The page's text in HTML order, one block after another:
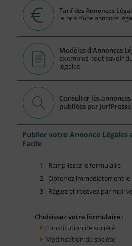
Tarif des Annonces
le prix d’une annonce
Modèles d'Annonces
exemples, tout savoir
légales
Consulter les
publiées par JuriPresse
Publier votre Annonce Légales
Facile
1 - Remplissez le formulaire
2 - Obtenez immédiatement le
3 - Réglez et recevez par mail
Choisissez votre formulaire :
Constitution de société
Modification de société